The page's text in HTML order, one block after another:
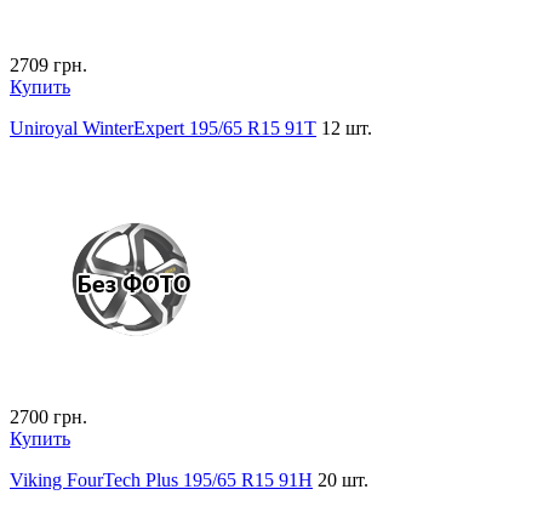
2709 грн.
Купить
Uniroyal WinterExpert 195/65 R15 91T 12 шт.
2700 грн.
Купить
Viking FourTech Plus 195/65 R15 91H 20 шт.